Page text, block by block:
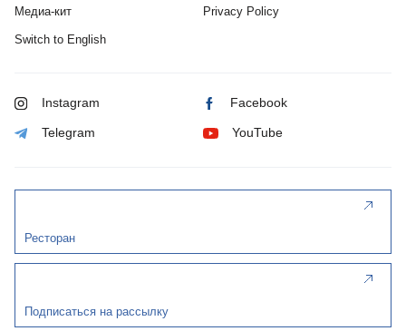
Медиа-кит Privacy Policy
Switch to English
Instagram Facebook
Telegram YouTube
Ресторан
Подписаться на рассылку